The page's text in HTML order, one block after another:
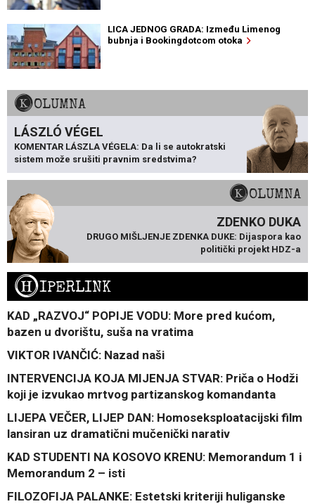
LICA JEDNOG GRADA: Između Limenog
bubnja i Bookingdotcom otoka
KOLUMNA
LÁSZLÓ VÉGEL
KOMENTAR LÁSZLA VÉGELA: Da li se autokratski
sistem može srušiti pravnim sredstvima?
KOLUMNA
ZDENKO DUKA
DRUGO MIŠLJENJE ZDENKA DUKE: Dijaspora kao
politički projekt HDZ-a
HIPERLINK
KAD „RAZVOJ“ POPIJE VODU: More pred kućom,
bazen u dvorištu, suša na vratima
VIKTOR IVANČIĆ: Nazad naši
INTERVENCIJA KOJA MIJENJA STVAR: Priča o Hodži
koji je izvukao mrtvog partizanskog komandanta
LIJEPA VEČER, LIJEP DAN: Homoseksploatacijski film
lansiran uz dramatični mučenički narativ
KAD STUDENTI NA KOSOVO KRENU: Memorandum 1 i
Memorandum 2 – isti
FILOZOFIJA PALANKE: Estetski kriteriji huliganske